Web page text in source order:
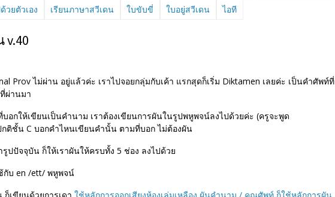
วยตัวเอง เรียนภาษาสวีเดน ใบขับขี่ ใบอยู่สวีเดน ไอที
v.40
Prov ไม่ผ่าน อยู่แล้วค่ะ เราไปจอยกลุ่มกับเค้า แรกสุดก็เริ่ม Diktamen เลยค่ะ เป็นคำศัพท์ที่
ผ่านมา
อกให้เขียนเป็นคำนาม เราต้องเขียนการผันในรูปพหูพจน์ลงไปด้วยค่ะ (ครูจะพูด
กติชั้น C บอกคำไหนเขียนคำนั้น ตามที่บอก ไม่ต้องผัน
รูปปัจจุบัน ก็ให้เราผันให้ครบทั้ง 5 ช่อง ลงไปด้วย
กับ en /ett/ พหูพจน์
ก็เขียนด้วยการเดา ใช้หลักการออกเสียงห้องเล่มเหลือง ผันคำนาม / คุณศัพท์ ก็ใช้หลักการผัน